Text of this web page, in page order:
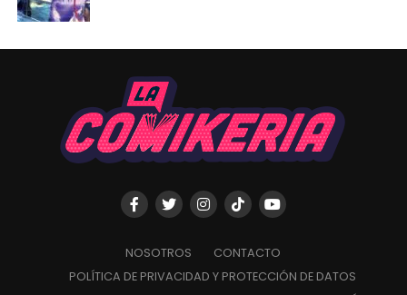
NOSOTROS
CONTACTO
POLÍTICA DE PRIVACIDAD Y PROTECCIÓN DE DATOS